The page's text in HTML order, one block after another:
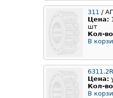
311 /
Цена:
шт
Кол-
В
Цена:
Кол-
В